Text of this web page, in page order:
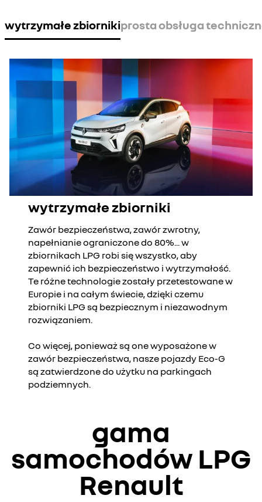
wytrzymałe zbiornikiprosta obsługa
wytrzymałe zbiorniki
Zawór bezpieczeństwa, zawór zwrotny,
napełnianie ograniczone do 80%... w
zbiornikach LPG robi się wszystko, aby
zapewnić ich bezpieczeństwo i wytrzymałość.
Te różne technologie zostały przetestowane w
Europie i na całym świecie, dzięki czemu
zbiorniki LPG są bezpiecznym i niezawodnym
rozwiązaniem.
Co więcej, ponieważ są one wyposażone w
zawór bezpieczeństwa, nasze pojazdy Eco-G
są zatwierdzone do użytku na parkingach
podziemnych.
gama
samochodów LPG
Renault